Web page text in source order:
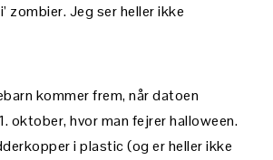
zombier. Jeg ser heller ikke
kommer frem, når datoen
oktober, hvor man fejrer halloween.
i plastic (og er heller ikke